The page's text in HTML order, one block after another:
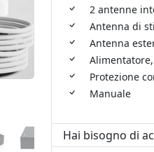
2 antenne
Antenna di
Antenna
Alimentatore,
Protezione
Manuale
Hai bisogno di